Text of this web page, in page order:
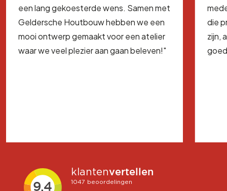
een lang gekoesterde wens. Samen met
Geldersche Houtbouw hebben we een
mooi ontwerp gemaakt voor een atelier
waar we veel plezier aan gaan beleven!"
die
zijn,